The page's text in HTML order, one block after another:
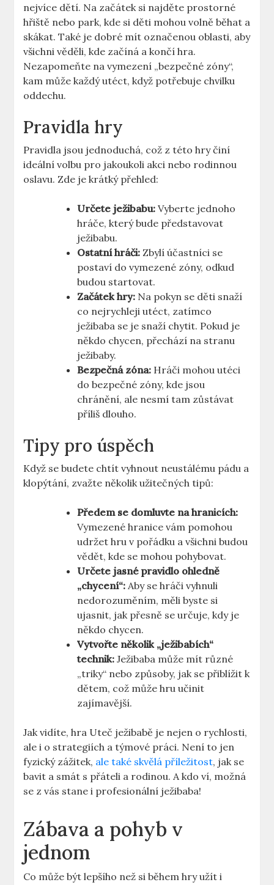
nejvíce dětí. Na začátek si najděte prostorné
hřiště nebo park, kde si děti mohou volně běhat a
skákat. Také je dobré mít označenou oblasti, aby
všichni věděli, kde začíná a končí hra.
Nezapomeňte na vymezení „bezpečné zóny“,
kam může každý utéct, když potřebuje chvilku
oddechu.
Pravidla hry
Pravidla jsou jednoduchá, což z této hry činí
ideální volbu pro jakoukoli akci nebo rodinnou
oslavu. Zde je krátký přehled:
Určete ježibabu: Vyberte jednoho
hráče, který bude představovat
ježibabu.
Ostatní hráči: Zbylí účastníci se
postaví do vymezené zóny, odkud
budou startovat.
Začátek hry: Na pokyn se děti snaží
co nejrychleji utéct, zatímco
ježibaba se je snaží chytit. Pokud je
někdo chycen, přechází na stranu
ježibaby.
Bezpečná zóna: Hráči mohou utéci
do bezpečné zóny, kde jsou
chránění, ale nesmí tam zůstávat
příliš dlouho.
Tipy pro úspěch
Když se budete chtít vyhnout neustálému pádu a
klopýtání, zvažte několik užitečných tipů:
Předem se domluvte na hranicích:
Vymezené hranice vám pomohou
udržet hru v pořádku a všichni budou
vědět, kde se mohou pohybovat.
Určete jasné pravidlo ohledně
„chycení“: Aby se hráči vyhnuli
nedorozuměním, měli byste si
ujasnit, jak přesně se určuje, kdy je
někdo chycen.
Vytvořte několik „ježibabích“
technik: Ježibaba může mít různé
„triky“ nebo způsoby, jak se přiblížit k
dětem, což může hru učinit
zajímavější.
Jak vidíte, hra Uteč ježibabě je nejen o rychlosti,
ale i o strategiích a týmové práci. Není to jen
fyzický zážitek, ale také skvělá příležitost, jak se
bavit a smát s přáteli a rodinou. A kdo ví, možná
se z vás stane i profesionální ježibaba!
Zábava a pohyb v
jednom
Co může být lepšího než si během hry užít i